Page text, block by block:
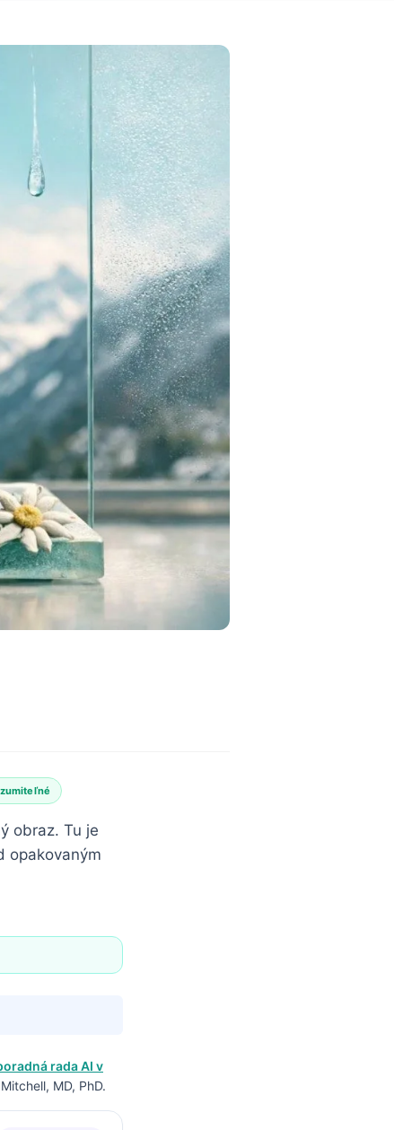
obraz. Tu je
opakovaným
rada AI v
MD, PhD.